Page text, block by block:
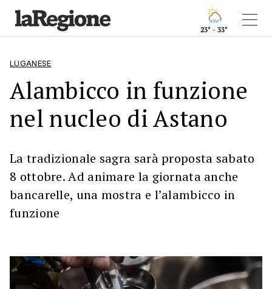
23° - 33°
LUGANESE
Alambicco in funzione
nel nucleo di Astano
La tradizionale sagra sarà proposta sabato
8 ottobre. Ad animare la giornata anche
bancarelle, una mostra e l’alambicco in
funzione